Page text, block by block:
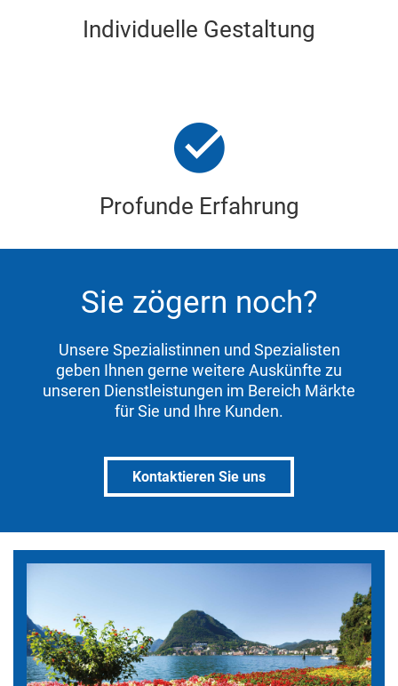
Individuelle Gestaltung
Profunde Erfahrung
Sie zögern noch?
Unsere Spezialistinnen und Spezialisten
geben Ihnen gerne weitere Auskünfte zu
unseren Dienstleistungen im Bereich Märkte
für Sie und Ihre Kunden.
Kontaktieren Sie uns